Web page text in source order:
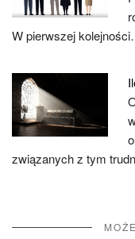
W pierwszej
związanych z tym